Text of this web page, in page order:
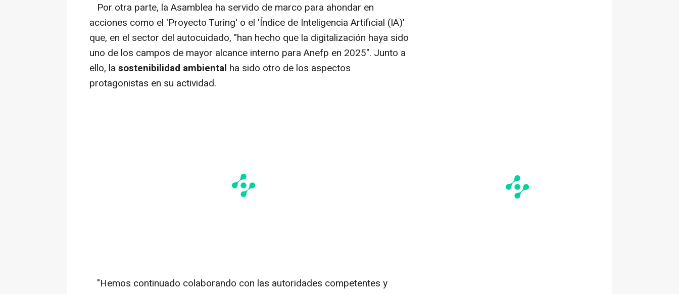
Por otra parte, la Asamblea ha servido de marco para ahondar en
acciones como el 'Proyecto Turing' o el 'Índice de Inteligencia Artificial (IA)'
que, en el sector del autocuidado, "han hecho que la digitalización haya sido
uno de los campos de mayor alcance interno para Anefp en 2025". Junto a
ello, la sostenibilidad ambiental ha sido otro de los aspectos
protagonistas en su actividad.
"Hemos continuado colaborando con las autoridades competentes y